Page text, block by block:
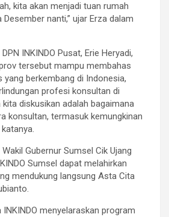
kita akan menjadi tuan rumah
Desember nanti,” ujar Erza dalam
INKINDO Pusat, Erie Heryadi,
tersebut mampu membahas
berkembang di Indonesia,
profesi konsultan di
kita diskusikan adalah bagaimana
konsultan, termasuk kemungkinan
Gubernur Sumsel Cik Ujang
Sumsel dapat melahirkan
mendukung langsung Asta Cita
menyelaraskan program